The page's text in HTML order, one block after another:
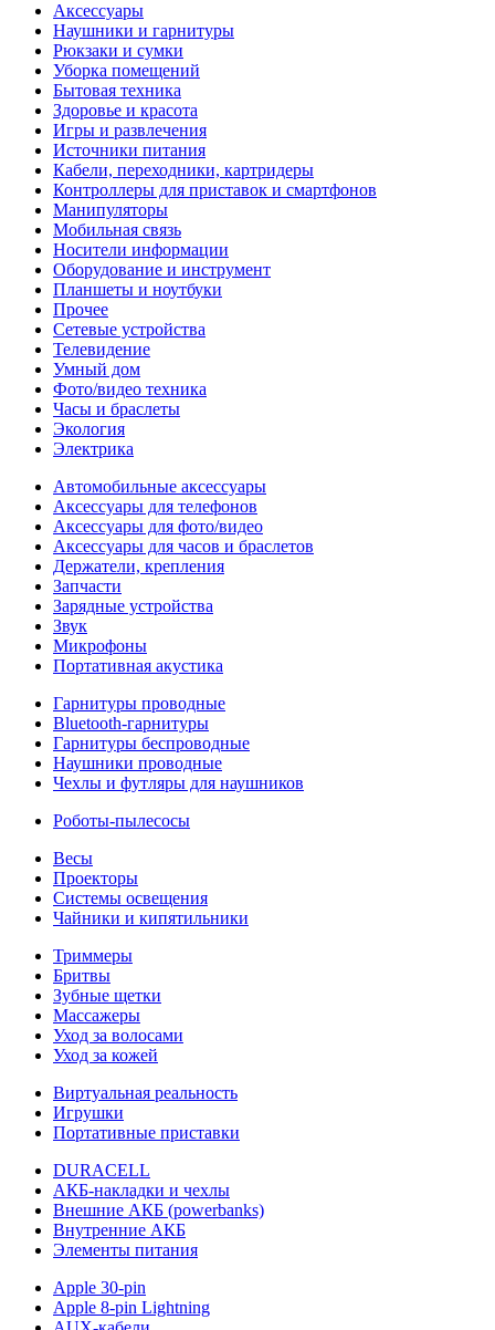
Аксессуары
Наушники и гарнитуры
Рюкзаки и сумки
Уборка помещений
Бытовая техника
Здоровье и красота
Игры и развлечения
Источники питания
Кабели, переходники, картридеры
Контроллеры для приставок и смартфонов
Манипуляторы
Мобильная связь
Носители информации
Оборудование и инструмент
Планшеты и ноутбуки
Прочее
Сетевые устройства
Телевидение
Умный дом
Фото/видео техника
Часы и браслеты
Экология
Электрика
Автомобильные аксессуары
Аксессуары для телефонов
Аксессуары для фото/видео
Аксессуары для часов и браслетов
Держатели, крепления
Запчасти
Зарядные устройства
Звук
Микрофоны
Портативная акустика
Гарнитуры проводные
Bluetooth-гарнитуры
Гарнитуры беспроводные
Наушники проводные
Чехлы и футляры для наушников
Роботы-пылесосы
Весы
Проекторы
Системы освещения
Чайники и кипятильники
Триммеры
Бритвы
Зубные щетки
Массажеры
Уход за волосами
Уход за кожей
Виртуальная реальность
Игрушки
Портативные приставки
DURACELL
АКБ-накладки и чехлы
Внешние АКБ (powerbanks)
Внутренние АКБ
Элементы питания
Apple 30-pin
Apple 8-pin Lightning